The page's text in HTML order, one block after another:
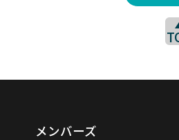
メンバーズ